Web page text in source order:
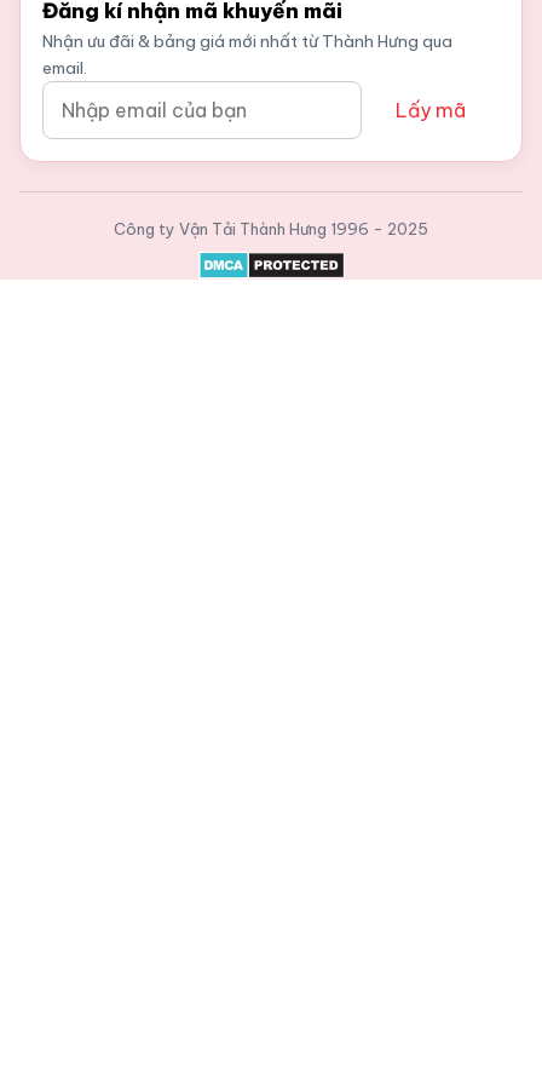
Đăng kí nhận mã khuyến mãi
Nhận ưu đãi & bảng giá mới nhất từ Thành Hưng qua
email.
Lấy mã
Công ty Vận Tải Thành Hưng 1996 - 2025